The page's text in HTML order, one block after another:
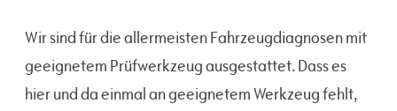
Wir sind für die allermeisten Fahrzeugdiagnosen mit
geeignetem Prüfwerkzeug ausgestattet. Dass es
hier und da einmal an geeignetem Werkzeug fehlt,